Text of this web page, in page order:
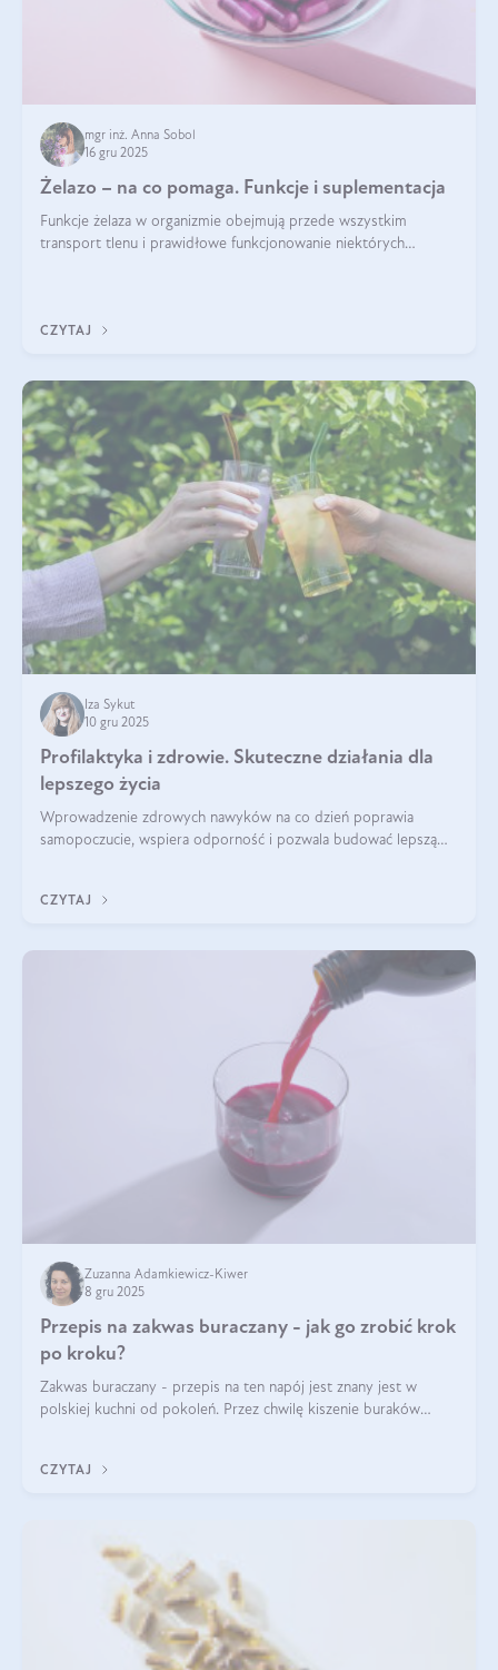
mgr inż. Anna Sobol
16 gru 2025
Żelazo – na co pomaga. Funkcje i suplementacja
Funkcje żelaza w organizmie obejmują przede wszystkim
transport tlenu i prawidłowe funkcjonowanie niektórych
CZYTAJ
Iza Sykut
10 gru 2025
Profilaktyka i zdrowie. Skuteczne działania dla
lepszego życia
Wprowadzenie zdrowych nawyków na co dzień poprawia
samopoczucie, wspiera odporność i pozwala budować lepszą
CZYTAJ
Zuzanna Adamkiewicz-Kiwer
8 gru 2025
Przepis na zakwas buraczany - jak go zrobić krok
po kroku?
Zakwas buraczany - przepis na ten napój jest znany jest w
polskiej kuchni od pokoleń. Przez chwilę kiszenie buraków
CZYTAJ